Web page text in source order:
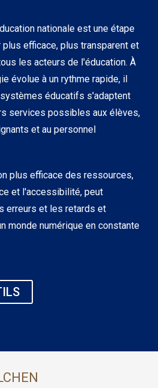
nationale est une étape
efficace, plus transparent et
les acteurs de l'éducation. À
évolue à un rythme rapide, il
éducatifs s'adaptent
services possibles aux élèves,
et au personnel
plus efficace des ressources,
et l'accessibilité, peut
erreurs et les retards et
monde numérique en constante